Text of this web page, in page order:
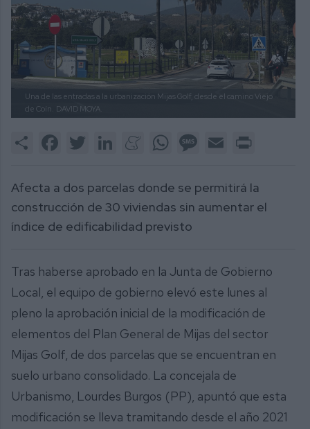
Una de las entradas a la urbanización Mijas Golf, desde el camino Viejo
de Coín. DAVID MOYA.
Share FacebookTwitter LinkedInMeneameWhatsAppMessage
Email
Afecta a dos parcelas donde se permitirá la
construcción de 30 viviendas sin aumentar el
índice de edificabilidad previsto
Tras haberse aprobado en la Junta de Gobierno
Local, el equipo de gobierno elevó este lunes al
pleno la aprobación inicial de la modificación de
elementos del Plan General de Mijas del sector
Mijas Golf, de dos parcelas que se encuentran en
suelo urbano consolidado. La concejala de
Urbanismo, Lourdes Burgos (PP), apuntó que esta
modificación se lleva tramitando desde el año 2021